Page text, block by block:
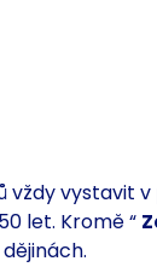
vystavit
let. Kromě “